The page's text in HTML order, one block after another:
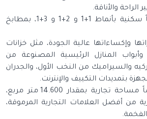
والأناقة.
يوفر المشروع شققاً سكنية بأنماط 1+1 و 2+1 و 3+1، بمطابخ
وإكساءاتها عالية الجودة، مثل خزانات
وأبواب المنازل الرئيسية المصنوعة من
والسيراميك من النخب الأول، والجدران
بتمديدات التكييف والإنترنت.
يضم المشروع أيضاً مساحة تجارية بمقدار 14.600 متر مربع،
من أفضل العلامات التجارية المرموقة،